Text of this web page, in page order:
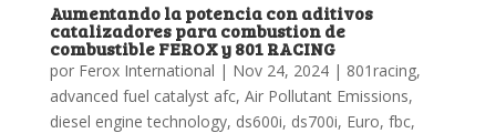
Aumentando la potencia con aditivos
catalizadores para combustion de
combustible FEROX y 801 RACING
por Ferox International | Nov 24, 2024| 801racing,
advanced fuel catalyst afc, Air Pollutant Emissions,
diesel engine technology, ds600i, ds700i, Euro, fbc,